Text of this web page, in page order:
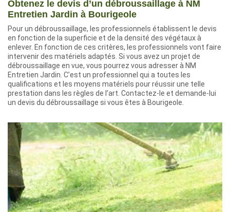
Obtenez le devis d’un débroussaillage à NM
Entretien Jardin à Bourigeole
Pour un débroussaillage, les professionnels établissent le devis
en fonction de la superficie et de la densité des végétaux à
enlever. En fonction de ces critères, les professionnels vont faire
intervenir des matériels adaptés. Si vous avez un projet de
débroussaillage en vue, vous pourrez vous adresser à NM
Entretien Jardin. C’est un professionnel qui a toutes les
qualifications et les moyens matériels pour réussir une telle
prestation dans les règles de l’art. Contactez-le et demande-lui
un devis du débroussaillage si vous êtes à Bourigeole.